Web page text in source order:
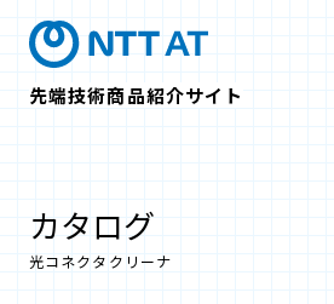
先端技術商品紹介サイト
カタログ
光コネクタクリーナ